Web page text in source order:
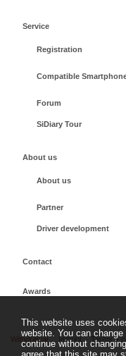
Service
Registration
Compatible
Forum
SiDiary Tour
About us
About us
Partner
Driver development
Contact
Awards
Withdrawal Imprint Terms +
This website uses
website. You can
continue without